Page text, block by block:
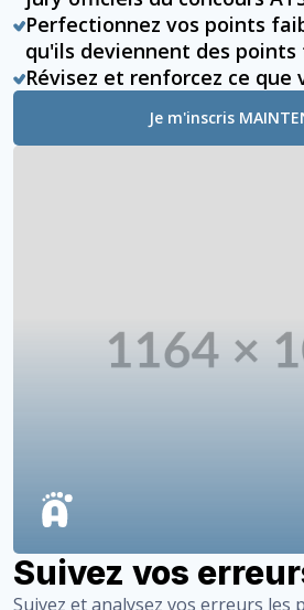
Perfectionnez vos points
qu'ils deviennent des
Révisez et renforcez ce que
Je m'inscris
Suivez vos
Suivez et analysez vos erreurs les